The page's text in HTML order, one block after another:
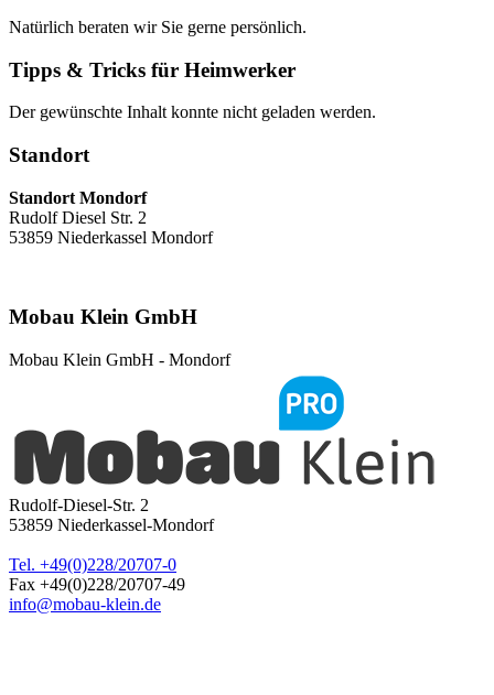
Natürlich beraten wir Sie gerne persönlich.
Tipps & Tricks für Heimwerker
Der gewünschte Inhalt konnte nicht geladen werden.
Standort
Standort Mondorf
Rudolf Diesel Str. 2
53859 Niederkassel Mondorf
Mobau Klein GmbH
Mobau Klein GmbH - Mondorf
Rudolf-Diesel-Str. 2
53859 Niederkassel-Mondorf
Tel. +49(0)228/20707-0
Fax +49(0)228/20707-49
info@mobau-klein.de